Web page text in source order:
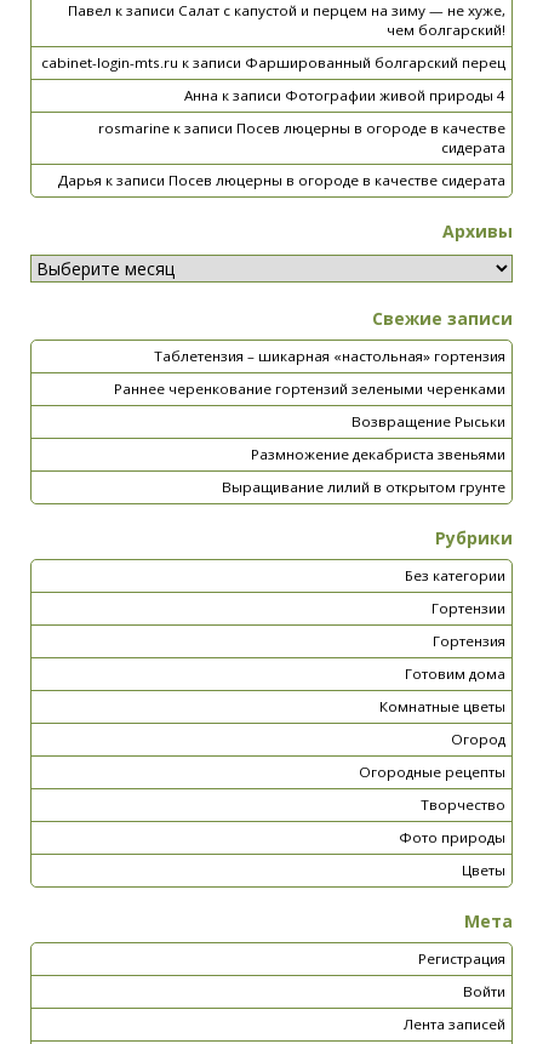
Павел к записи Салат с капустой и перцем на зиму — не хуже,
чем болгарский!
cabinet-login-mts.ru к записи Фаршированный болгарский перец
Анна к записи Фотографии живой природы 4
rosmarine к записи Посев люцерны в огороде в качестве
сидерата
Дарья к записи Посев люцерны в огороде в качестве сидерата
Архивы
Свежие записи
Таблетензия – шикарная «настольная» гортензия
Раннее черенкование гортензий зелеными черенками
Возвращение Рыськи
Размножение декабриста звеньями
Выращивание лилий в открытом грунте
Рубрики
Без категории
Гортензии
Гортензия
Готовим дома
Комнатные цветы
Огород
Огородные рецепты
Творчество
Фото природы
Цветы
Мета
Регистрация
Войти
Лента записей